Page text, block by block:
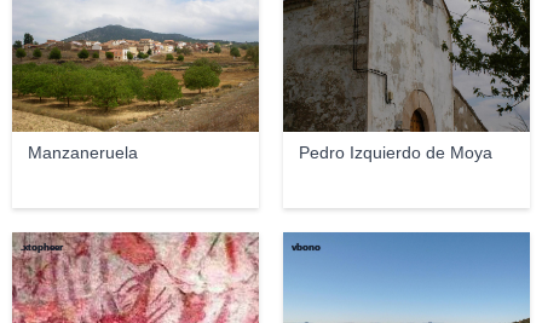
Manzaneruela Pedro Izquierdo de Moya
.xtopheer vbono